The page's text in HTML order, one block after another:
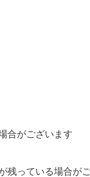
合がございます
残っている場合が